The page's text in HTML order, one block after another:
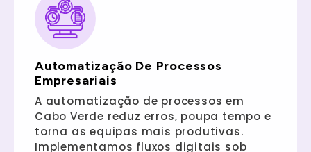
Automatização De Processos
Empresariais
A automatização de processos em
Cabo Verde reduz erros, poupa tempo e
torna as equipas mais produtivas.
Implementamos fluxos digitais sob